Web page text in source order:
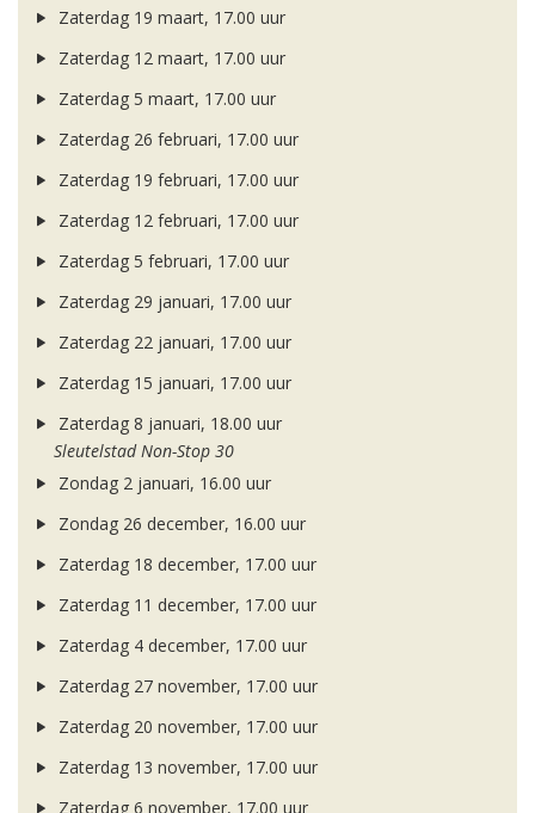
Zaterdag 19 maart, 17.00 uur
Zaterdag 12 maart, 17.00 uur
Zaterdag 5 maart, 17.00 uur
Zaterdag 26 februari, 17.00 uur
Zaterdag 19 februari, 17.00 uur
Zaterdag 12 februari, 17.00 uur
Zaterdag 5 februari, 17.00 uur
Zaterdag 29 januari, 17.00 uur
Zaterdag 22 januari, 17.00 uur
Zaterdag 15 januari, 17.00 uur
Zaterdag 8 januari, 18.00 uur
Sleutelstad Non-Stop 30
Zondag 2 januari, 16.00 uur
Zondag 26 december, 16.00 uur
Zaterdag 18 december, 17.00 uur
Zaterdag 11 december, 17.00 uur
Zaterdag 4 december, 17.00 uur
Zaterdag 27 november, 17.00 uur
Zaterdag 20 november, 17.00 uur
Zaterdag 13 november, 17.00 uur
Zaterdag 6 november, 17.00 uur